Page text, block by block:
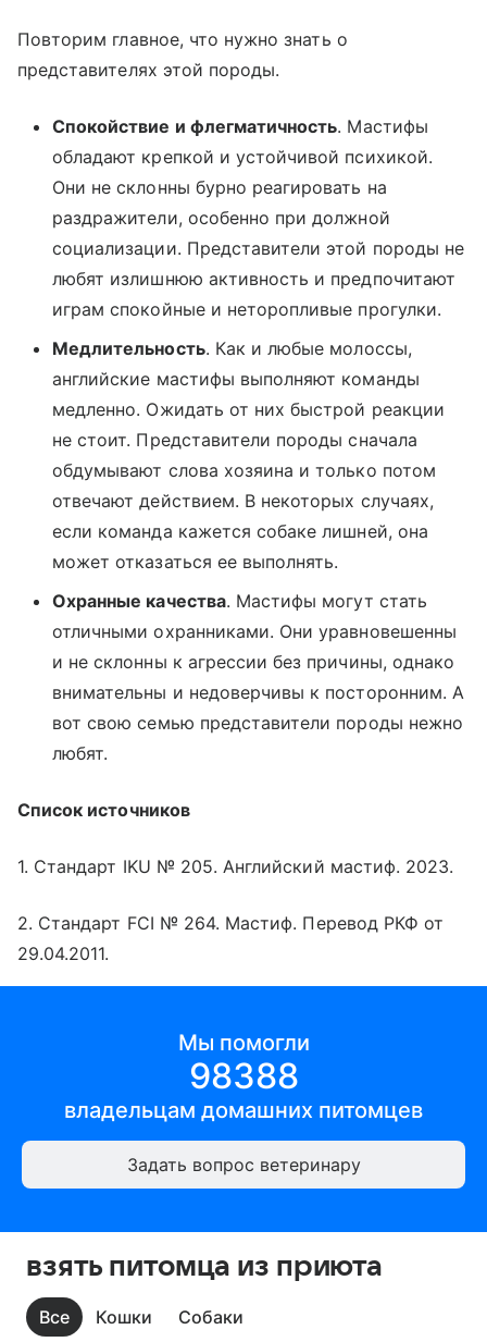
Повторим главное, что нужно знать о
представителях этой породы.
Спокойствие и флегматичность. Мастифы
обладают крепкой и устойчивой психикой.
Они не склонны бурно реагировать на
раздражители, особенно при должной
социализации. Представители этой породы не
любят излишнюю активность и предпочитают
играм спокойные и неторопливые прогулки.
Медлительность. Как и любые молоссы,
английские мастифы выполняют команды
медленно. Ожидать от них быстрой реакции
не стоит. Представители породы сначала
обдумывают слова хозяина и только потом
отвечают действием. В некоторых случаях,
если команда кажется собаке лишней, она
может отказаться ее выполнять.
Охранные качества. Мастифы могут стать
отличными охранниками. Они уравновешенны
и не склонны к агрессии без причины, однако
внимательны и недоверчивы к посторонним. А
вот свою семью представители породы нежно
любят.
Список источников
1. Стандарт IKU № 205. Английский мастиф. 2023.
2. Стандарт FCI № 264. Мастиф. Перевод РКФ от
29.04.2011.
Мы помогли
98388
владельцам домашних питомцев
Задать вопрос ветеринару
взять питомца из приюта
Все Кошки Собаки